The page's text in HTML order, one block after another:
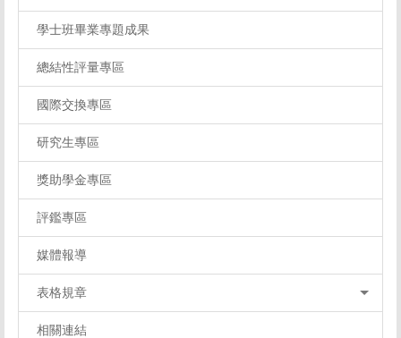
學士班畢業專題成果
總結性評量專區
國際交換專區
研究生專區
獎助學金專區
評鑑專區
媒體報導
表格規章
相關連結